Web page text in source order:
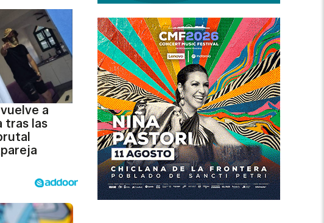
a
tras las